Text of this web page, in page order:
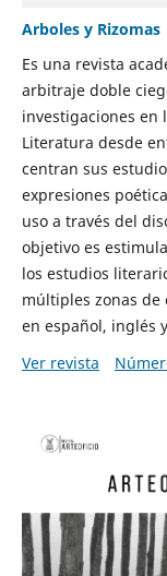
Arboles y Rizomas
Es una revista
arbitraje doble
investigaciones en
Literatura desde
centran sus
expresiones
uso a través del
objetivo es
los estudios
múltiples zonas de
en español, inglés
Ver revista